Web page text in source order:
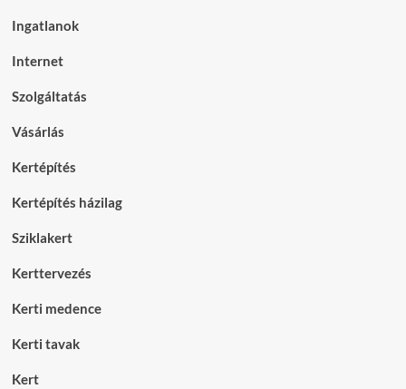
Ingatlanok
Internet
Szolgáltatás
Vásárlás
Kertépítés
Kertépítés házilag
Sziklakert
Kerttervezés
Kerti medence
Kerti tavak
Kert